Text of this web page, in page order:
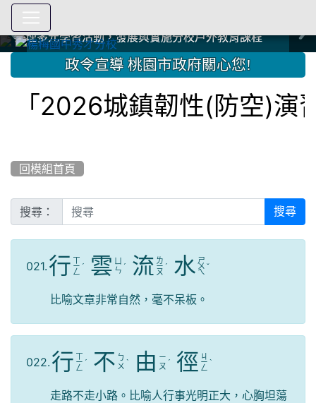
中國信託商業銀行 2023.04.22 愛傳球計畫
中國信託商業銀行 2023.04.22 愛傳球計畫
辦理多元學習活動，發展與實施分校戶外教育課程
辦理多元學習活動，發展與實施分校戶外教育課程
爭取社會資源，傳愛與溫暖：2024.3.19 桃園市家長會與桃
園女子美容商業童也工會義剪活動
爭取社會資源，傳愛與溫暖：2024.3.19 桃園市家長會與桃
園女子美容商業童也工會義剪活動
112學年度畢業學生與師長合照
112學年度畢業學生與師長合照
辦理多元學習活動，發展與實施分校戶外教育課程
辦理多元學習活動，發展與實施分校戶外教育課程
爭取社會資源，傳愛與溫暖：110.12.22 國際獅子會與本校
師生歲末感恩活動
爭取社會資源，傳愛與溫暖：110.12.22 國際獅子會與本校
師生歲末感恩活動
爭取社會資源，傳愛與溫暖：110.12.22 國際獅子會贈送本
校學生耶誕禮物
爭取社會資源，傳愛與溫暖：110.12.22 國際獅子會贈送本
校學生耶誕禮物
112.9.27參觀客家博覽會
112.9.27參觀客家博覽會
2023.12.27 國際獅子會贈送本校學生耶誕禮物
2023.12.27 國際獅子會贈送本校學生耶誕禮物
2023.12.27 國際獅子會贊助本校學生獎助學金
2023.12.27 國際獅子會贊助本校學生獎助學金
2023.12.27 聖誕感恩歌謠競賽；本校師生與國際獅子會獅
兄、師姐同樂
2023.12.27 聖誕感恩歌謠競賽；本校師生與國際獅子會獅
兄、師姐同樂
建置優質學習空間；合作互惠，建立良善公共關係
建置優質學習空間；合作互惠，建立良善公共關係
::: 政令宣導 桃園市政府關心您!
城鎮韌性(防空)演習」
回模組首頁
搜尋： 搜尋
021. 行 ㄒ
ㄧ
ㄥ
ˊ 雲 ㄣ ˊ 流 ㄌ
ㄧ
ㄡ
ˊ 水 ㄕ
ㄨ
ㄟ
ˇ
比喻文章非常自然，毫不呆板。
022. 行 ㄒ
ㄧ
ㄥ
ˊ 不 ㄅ
ㄨ ˋ 由 ㄧ
ㄡ ˊ 徑 ㄐ
ㄧ
ㄥ
ˋ
走路不走小路。比喻人行事光明正大，心胸坦蕩